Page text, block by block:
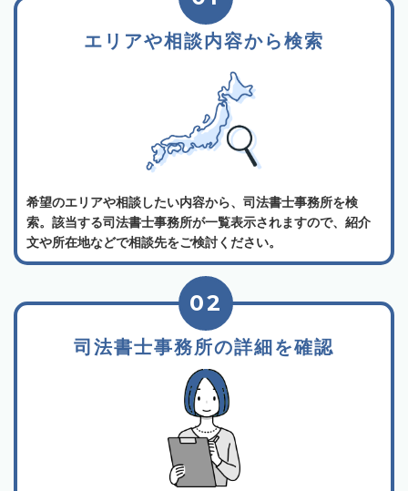
エリアや相談内容から検索
希望のエリアや相談したい内容から、司法書士事務所を検
索。該当する司法書士事務所が一覧表示されますので、紹介
文や所在地などで相談先をご検討ください。
司法書士事務所の詳細を確認
02